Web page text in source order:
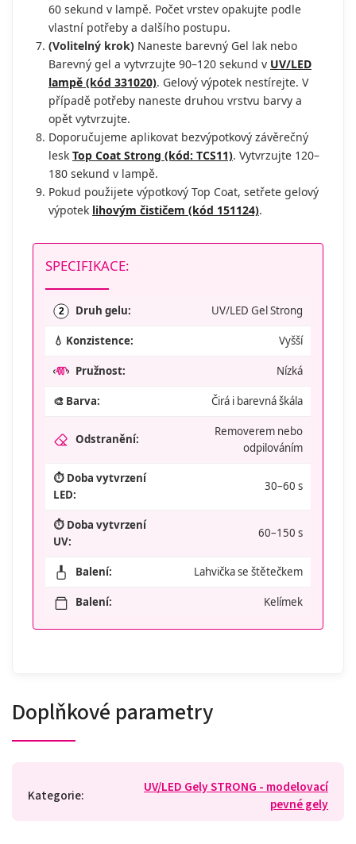
60 sekund v lampě. Počet vrstev opakujte podle
vlastní potřeby a dalšího postupu.
(Volitelný krok) Naneste barevný Gel lak nebo
Barevný gel a vytvrzujte 90–120 sekund v UV/LED
lampě (kód 331020). Gelový výpotek nestírejte. V
případě potřeby naneste druhou vrstvu barvy a
opět vytvrzujte.
Doporučujeme aplikovat bezvýpotkový závěrečný
lesk Top Coat Strong (kód: TCS11). Vytvrzujte 120–
180 sekund v lampě.
Pokud použijete výpotkový Top Coat, setřete gelový
výpotek lihovým čističem (kód 151124).
SPECIFIKACE:
2 Druh gelu: UV/LED Gel Strong
💧 Konzistence: Vyšší
Pružnost: Nízká
🎨 Barva: Čirá i barevná škála
Odstranění:
Removerem nebo
odpilováním
⏱️ Doba vytvrzení
LED:
30–60 s
⏱️ Doba vytvrzení
UV:
60–150 s
Balení: Lahvička se štětečkem
Balení: Kelímek
Doplňkové parametry
Kategorie:
UV/LED Gely STRONG - modelovací
pevné gely